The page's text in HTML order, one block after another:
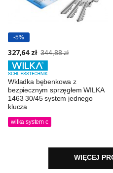
-5%
327,64 zł 344,88 zł
Wkładka bębenkowa z
bezpiecznym sprzęgłem WILKA
1463 30/45 system jednego
klucza
wilka system c
WIĘCEJ